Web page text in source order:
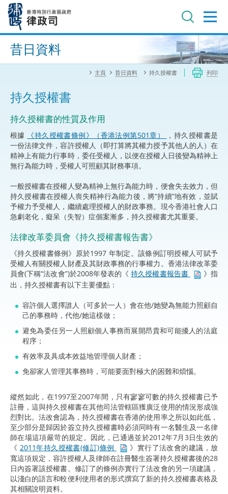
內
進階搜尋
昔日資料
主頁 昔日資料 持久授權書 列印
持久授權書
持久授權書的性質及作用
根據 《持久授權書條例》（香港法例第501章）
，持久授權書是
一份法律文件，容許授權人（即打算將其權力授予其他人的人）在
精神上有能力行事時，委任受權人，以便在授權人日後變為精神上
無行為能力時，受權人可照顧其財務事項。
一般授權書在授權人變為精神上無行為能力時，便會失去效力，但
持久授權書在授權人喪失精神行為能力後，將“持續”地有效，並賦
予權力予受權人，繼續處理授權人的財政事務。現今香港社會人口
急劇老化，癡呆（失智）症個案漸多，持久授權書尤其重要。
法律改革委員會《持久授權書報告書》
《持久授權書條例》原於1997 年制定。該條例訂明授權人可賦予
受權人有關授權人財產及其財政事務的行事權力。香港法律改革委
員會(下稱“法改會”)於2008年發表的《持久授權書報告書
》指
出，持久授權書有以下主要優點：
容許個人選擇誰人（可多於一人）會在他/她變為無能力照顧自
己的事務時，代他/她這樣做；
避免為委任另一人照顧個人事務而展開昂貴和可能擾人的法庭
程序；
有效率及具成本效益地管理個人財產；
免卻家人管理其事務時，可能要面對極大的困難和煩惱。
縱然如此，在1997至2007年間，只有寥寥可數的持久授權書已予
註冊，這與持久授權書在其他司法管轄區獲廣泛使用的情況形成強
烈對比。法改會認為，持久授權書在香港的使用率之所以如此低，
至少部分是歸因於簽立持久授權書時必須同時有一名醫生及一名律
師在場這項嚴苛的規定。因此，已通過並於2012年7月3日生效的
《 2011年持久授權書(修訂)條例
》實行了法改會的建議，放
寬這項規定，容許授權人及律師在註冊醫生簽署持久授權書後的28
日內簽署該授權書。修訂了的條例亦實行了法改會的另一項建議，
以淺白的語言和較便利使用者的形式撰寫了新的持久授權書表格及
其相關說明資料。